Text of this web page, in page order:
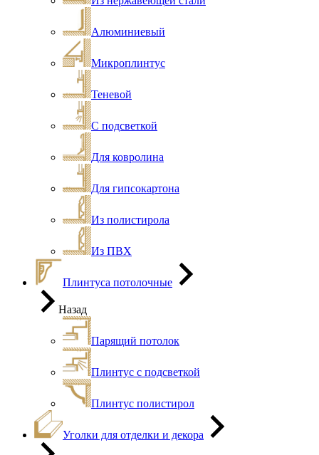
Алюминиевый
Микроплинтус
Теневой
С подсветкой
Для ковролина
Для гипсокартона
Из полистирола
Из ПВХ
Плинтуса потолочные
Назад
Парящий потолок
Плинтус с подсветкой
Плинтус полистирол
Уголки для отделки и декора